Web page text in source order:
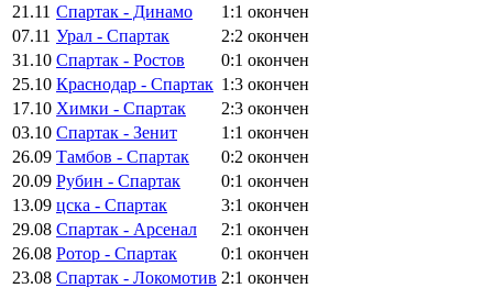
21.11 Спартак - Динамо 1:1 окончен
07.11 Урал - Спартак 2:2 окончен
31.10 Спартак - Ростов 0:1 окончен
25.10 Краснодар - Спартак 1:3 окончен
17.10 Химки - Спартак 2:3 окончен
03.10 Спартак - Зенит 1:1 окончен
26.09 Тамбов - Спартак 0:2 окончен
20.09 Рубин - Спартак 0:1 окончен
13.09 цска - Спартак 3:1 окончен
29.08 Спартак - Арсенал 2:1 окончен
26.08 Ротор - Спартак 0:1 окончен
23.08 Спартак - Локомотив 2:1 окончен